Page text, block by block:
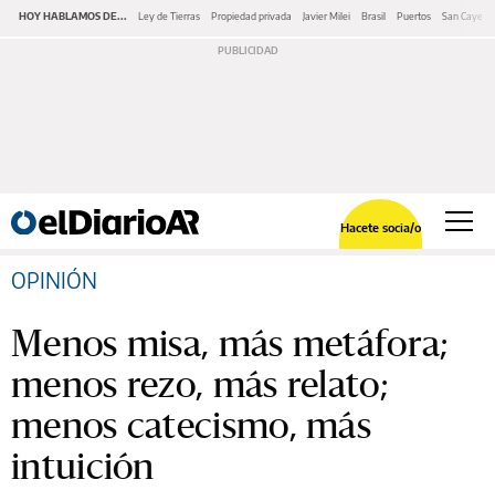
HOY HABLAMOS DE... Ley de Tierras Propiedad privada Javier Milei Brasil Puertos San
Hacete socia/o
OPINIÓN
Menos misa, más metáfora;
menos rezo, más relato;
menos catecismo, más
intuición